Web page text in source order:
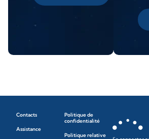
Contacts
Assistance
Politique de
confidentialité
Politique relative